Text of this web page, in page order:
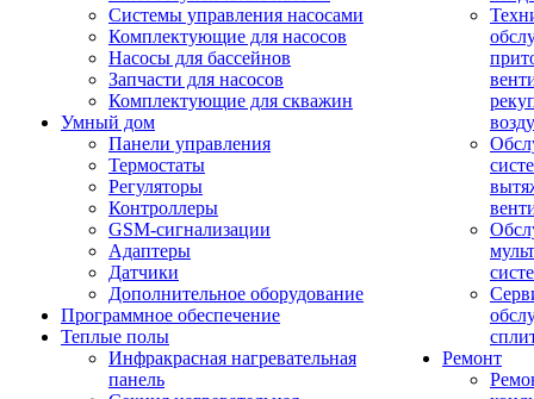
Системы управления насосами
Комплектующие для насосов
Насосы для бассейнов
Запчасти для насосов
Комплектующие для скважин
Умный дом
Панели управления
Термостаты
Регуляторы
Контроллеры
GSM-сигнализации
Адаптеры
Датчики
Дополнительное оборудование
Программное обеспечение
Теплые полы
Инфракрасная нагревательная
панель
Ремонт